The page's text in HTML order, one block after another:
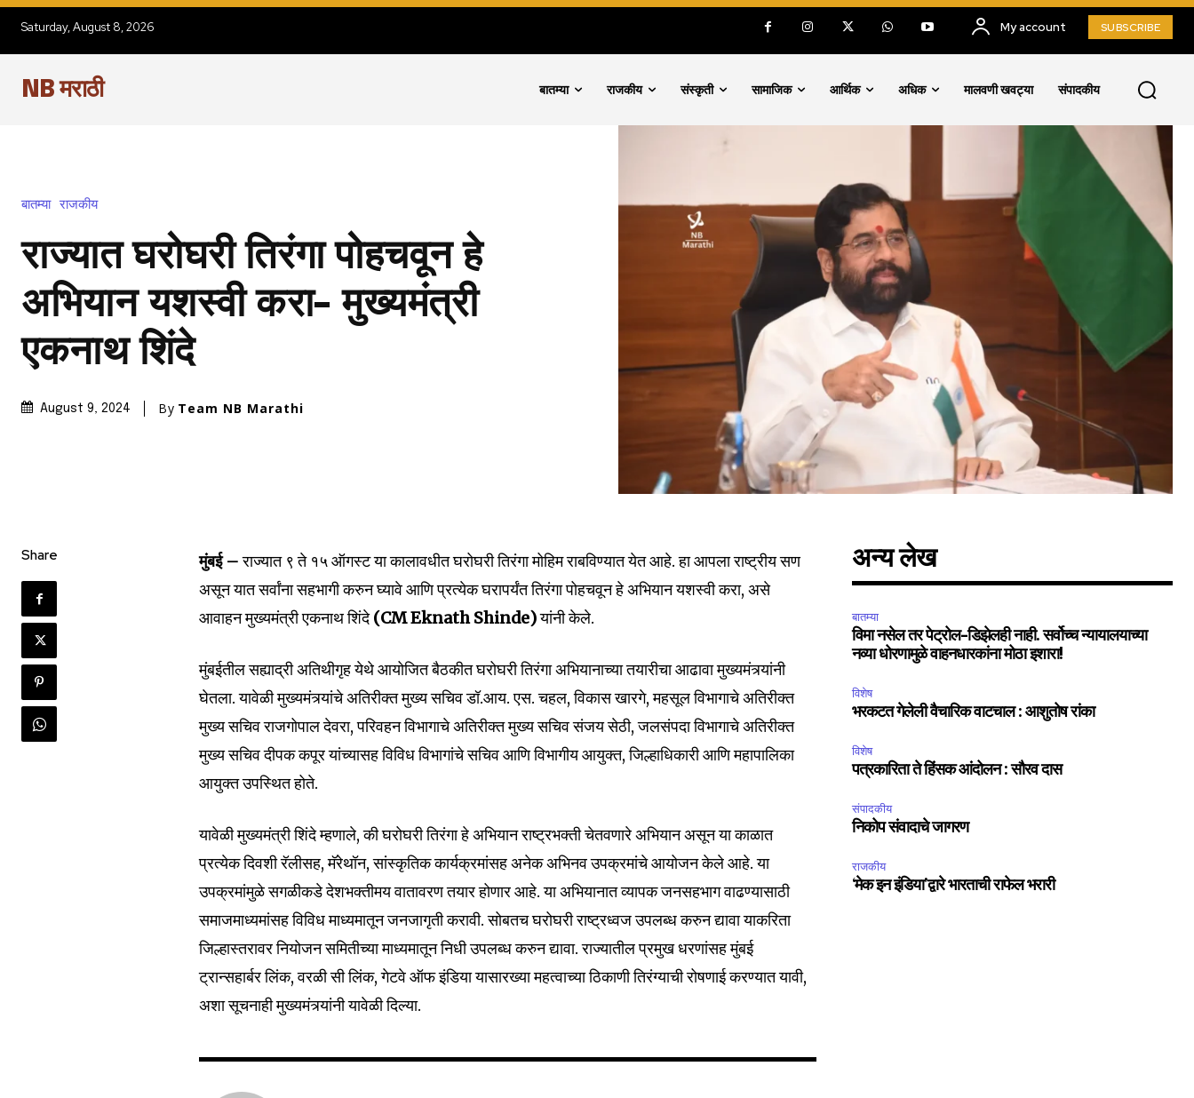
Join our community of
SUBSCRIBERS and be part
of the conversation.
To subscribe, simply enter your email address on our website or click
the subscribe button below. Don't worry, we respect your privacy and
won't spam your inbox. Your information is safe with us.
I've read and accept the
6,300 32,111 75
Followers
Saturday, August 8, 2026 My account SUBSCRIBE
NB मराठी बातम्या राजकीय संस्कृती सामाजिक आर्थिक अधिक मालवणी खवट्या संपादकीय
बातम्या राजकीय
राज्यात घरोघरी तिरंगा पोहचवून हे
अभियान यशस्वी करा- मुख्यमंत्री
एकनाथ शिंदे
August 9, 2024 By Team NB Marathi
Share मुंबई –राज्यात ९ ते १५ ऑगस्ट या कालावधीत घरोघरी तिरंगा मोहिम राबविण्यात येत आहे. हा आपला राष्ट्रीय सण
असून यात सर्वांना सहभागी करुन घ्यावे आणि प्रत्येक घरापर्यंत तिरंगा पोहचवून हे अभियान यशस्वी करा, असे
आवाहन मुख्यमंत्री एकनाथ शिंदे(CM Eknath Shinde)यांनी केले.
मुंबईतील सह्याद्री अतिथीगृह येथे आयोजित बैठकीत घरोघरी तिरंगा अभियानाच्या तयारीचा आढावा मुख्यमंत्र्यांनी
घेतला. यावेळी मुख्यमंत्र्यांचे अतिरीक्त मुख्य सचिव डॉ.आय. एस. चहल, विकास खारगे, महसूल विभागाचे अतिरीक्त
मुख्य सचिव राजगोपाल देवरा, परिवहन विभागाचे अतिरीक्त मुख्य सचिव संजय सेठी, जलसंपदा विभागाचे अतिरीक्त
मुख्य सचिव दीपक कपूर यांच्यासह विविध विभागांचे सचिव आणि विभागीय आयुक्त, जिल्हाधिकारी आणि महापालिका
आयुक्त उपस्थित होते.
यावेळी मुख्यमंत्री शिंदे म्हणाले, की घरोघरी तिरंगा हे अभियान राष्ट्रभक्ती चेतवणारे अभियान असून या काळात
प्रत्येक दिवशी रॅलीसह, मॅरेथॉन, सांस्कृतिक कार्यक्रमांसह अनेक अभिनव उपक्रमांचे आयोजन केले आहे. या
उपक्रमांमुळे सगळीकडे देशभक्तीमय वातावरण तयार होणार आहे. या अभियानात व्यापक जनसहभाग वाढण्यासाठी
समाजमाध्यमांसह विविध माध्यमातून जनजागृती करावी. सोबतच घरोघरी राष्ट्रध्वज उपलब्ध करुन द्यावा याकरिता
जिल्हास्तरावर नियोजन समितीच्या माध्यमातून निधी उपलब्ध करुन द्यावा. राज्यातील प्रमुख धरणांसह मुंबई
ट्रान्सहार्बर लिंक, वरळी सी लिंक, गेटवे ऑफ इंडिया यासारख्या महत्वाच्या ठिकाणी तिरंग्याची रोषणाई करण्यात यावी,
अशा सूचनाही मुख्यमंत्र्यांनी यावेळी दिल्या.
अन्य लेख
बातम्या
विमा नसेल तर पेट्रोल-डिझेलही नाही. सर्वोच्च न्यायालयाच्या
नव्या धोरणामुळे वाहनधारकांना मोठा इशारा!
विशेष
भरकटत गेलेली वैचारिक वाटचाल : आशुतोष रांका
विशेष
पत्रकारिता ते हिंसक आंदोलन : सौरव दास
संपादकीय
निकोप संवादाचे जागरण
राजकीय
‘मेक इन इंडिया’द्वारे भारताची राफेल भरारी